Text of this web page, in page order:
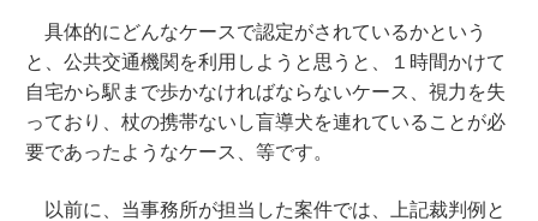
具体的にどんなケースで認定がされているかという
と、公共交通機関を利用しようと思うと、１時間かけて
自宅から駅まで歩かなければならないケース、視力を失
っており、杖の携帯ないし盲導犬を連れていることが必
要であったようなケース、等です。
以前に、当事務所が担当した案件では、上記裁判例と